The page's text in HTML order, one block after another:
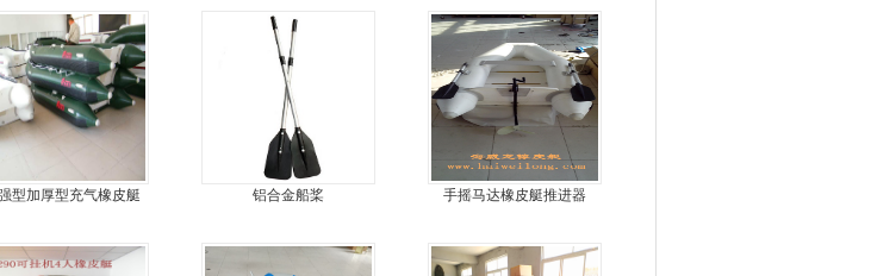
型加厚型充气橡皮艇 铝合金船桨 手摇马达橡皮艇推进器